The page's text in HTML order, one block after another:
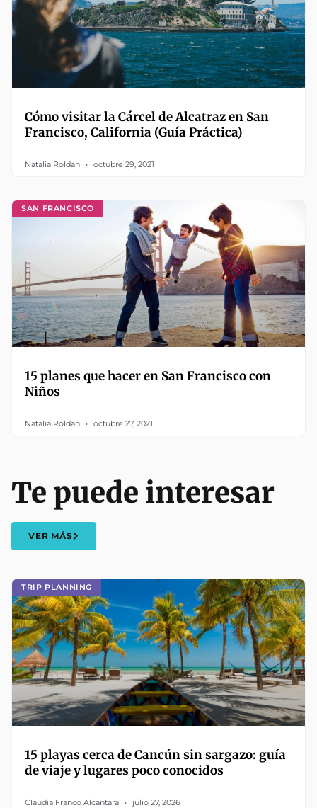
Cómo visitar la Cárcel de Alcatraz en San
Francisco, California (Guía Práctica)
Natalia Roldan octubre 29, 2021
SAN FRANCISCO
15 planes que hacer en San Francisco con
Niños
Natalia Roldan octubre 27, 2021
TRIP PLANNING
15 playas cerca de Cancún sin sargazo: guía
de viaje y lugares poco conocidos
Claudia Franco Alcántara julio 27, 2026
Te puede interesar
VER MÁS